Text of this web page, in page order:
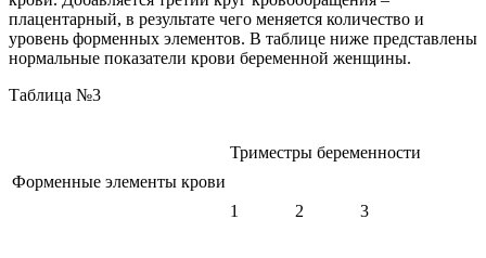
плацентарный, в результате чего меняется количество и
уровень форменных элементов. В таблице ниже представлены
нормальные показатели крови беременной женщины.
Таблица №3
Форменные элементы крови
Триместры беременности
1 2 3